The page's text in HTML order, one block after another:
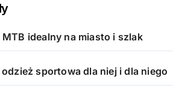
idealny na miasto i szlak
sportowa dla niej i dla niego